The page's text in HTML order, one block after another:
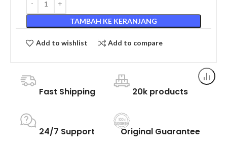
TAMBAH KE KERANJANG
Add to wishlist Add to compare
Fast Shipping 20k products
24/7 Support Original Guarantee